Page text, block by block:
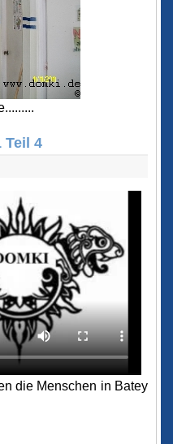
Teil 4
die Menschen in Batey